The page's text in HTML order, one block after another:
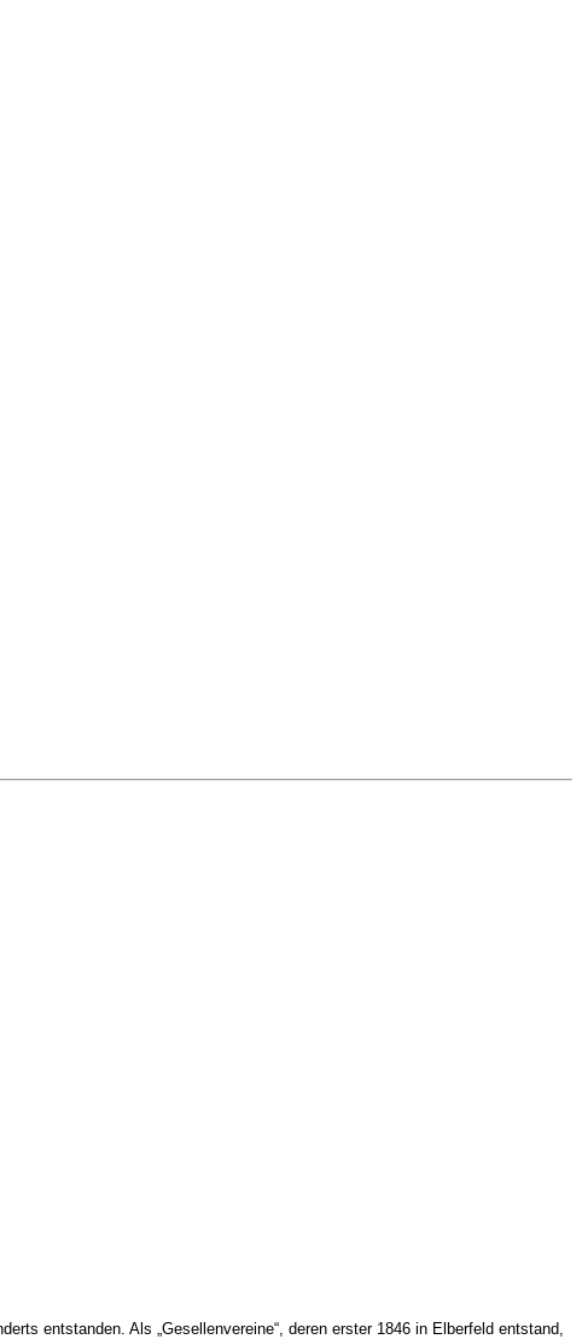
entstanden. Als „Gesellenvereine“, deren erster 1846 in Elberfeld entstand,